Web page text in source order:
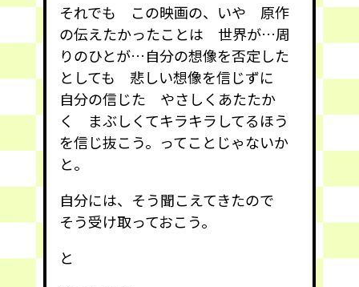
それでも この映画の、いや 原作
の伝えたかったことは 世界が…周
りのひとが…自分の想像を否定した
としても 悲しい想像を信じずに
自分の信じた やさしくあたたか
く まぶしくてキラキラしてるほう
を信じ抜こう。ってことじゃないか
と。
自分には、そう聞こえてきたので
そう受け取っておこう。
と